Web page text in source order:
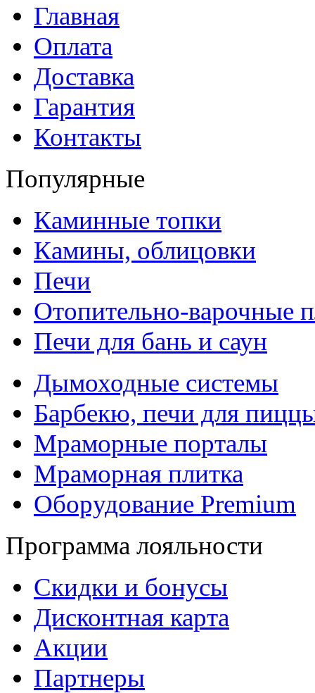
Главная
Оплата
Доставка
Гарантия
Контакты
Популярные
Каминные топки
Камины, облицовки
Печи
Отопительно-варочные
Печи для бань и саун
Дымоходные системы
Барбекю, печи для
Мраморные порталы
Мраморная плитка
Оборудование Premium
Программа лояльности
Скидки и бонусы
Дисконтная карта
Акции
Партнеры